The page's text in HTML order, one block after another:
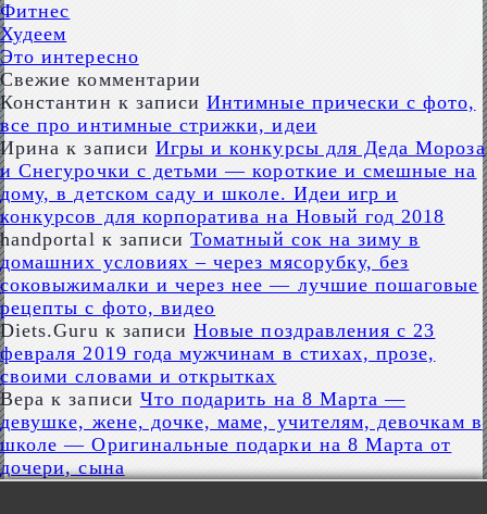
Фитнес
Худеем
Это интересно
Свежие комментарии
Константин к записиИнтимные прически с фото,
все про интимные стрижки, идеи
Ирина к записи Игры и конкурсы для Деда Мороза
и Снегурочки с детьми — короткие и смешные на
дому, в детском саду и школе. Идеи игр и
конкурсов для корпоратива на Новый год 2018
handportal к записиТоматный сок на зиму в
домашних условиях – через мясорубку, без
соковыжималки и через нее — лучшие пошаговые
рецепты с фото, видео
Diets.Guru к записиНовые поздравления с 23
февраля 2019 года мужчинам в стихах, прозе,
своими словами и открытках
Вера к записи Что подарить на 8 Марта —
девушке, жене, дочке, маме, учителям, девочкам в
школе — Оригинальные подарки на 8 Марта от
дочери, сына